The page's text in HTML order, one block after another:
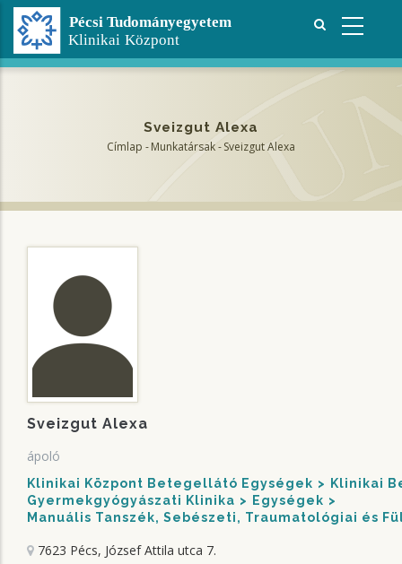
Ugrás
tartalomra
Sveizgut Alexa
Címlap -Munkatársak-Sveizgut Alexa
Sveizgut Alexa
ápoló
Klinikai Központ Betegellátó Egységek
Klinikai
Gyermekgyógyászati Klinika
Egységek
Manuális Tanszék, Sebészeti, Traumatológiai és
7623 Pécs, József Attila utca 7.